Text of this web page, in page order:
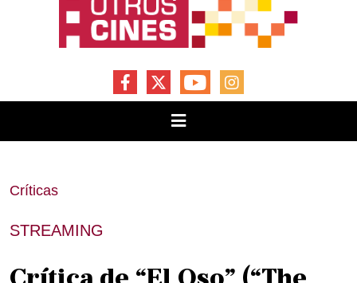
FACEBOOKYOUTUBEINSTAGRAM
Críticas
STREAMING